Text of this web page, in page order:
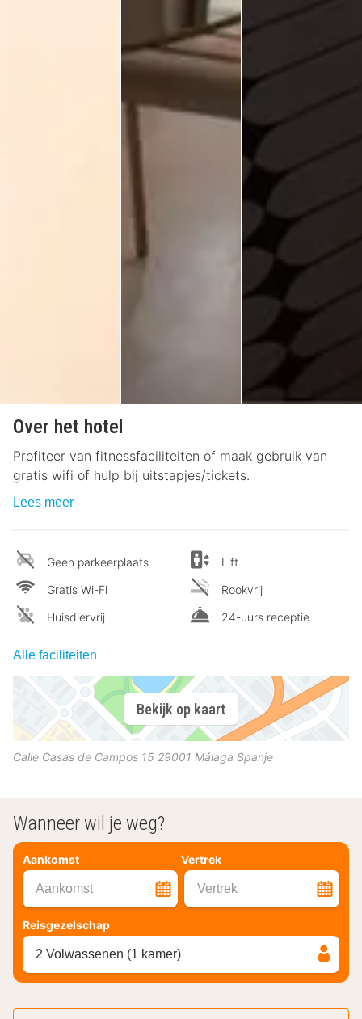
Over het hotel
Profiteer van fitnessfaciliteiten of maak gebruik van
gratis wifi of hulp bij uitstapjes/tickets.
Lees meer
Geen parkeerplaats
Gratis Wi-Fi
Huisdiervrij
Lift
Rookvrij
24-uurs receptie
Alle faciliteiten
Bekijk op kaart
Calle Casas de Campos 15 29001 Málaga Spanje
Wanneer wil je weg?
Aankomst Vertrek
Aankomst Vertrek
Reisgezelschap
2 Volwassenen (1 kamer)